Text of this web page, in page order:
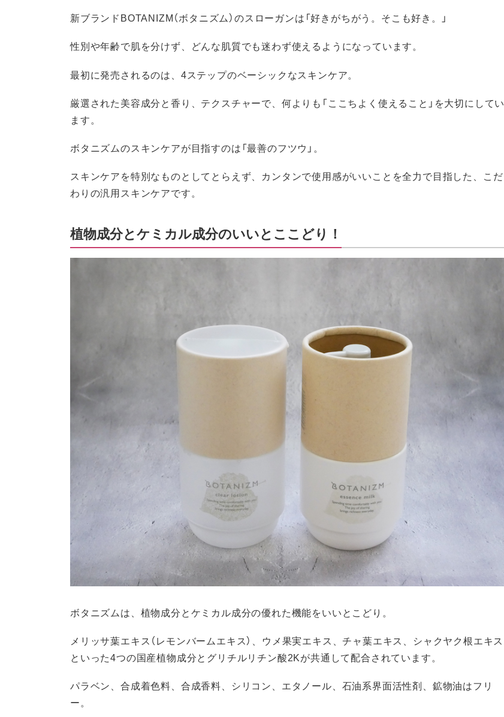
新ブランドBOTANIZM（ボタニズム）のスローガンは「好きがちがう。そこも好き。」
性別や年齢で肌を分けず、どんな肌質でも迷わず使えるようになっています。
最初に発売されるのは、4ステップのベーシックなスキンケア。
厳選された美容成分と香り、テクスチャーで、何よりも「ここちよく使えること」を大切にしてい
ます。
ボタニズムのスキンケアが目指すのは「最善のフツウ」。
スキンケアを特別なものとしてとらえず、カンタンで使用感がいいことを全力で目指した、こだ
わりの汎用スキンケアです。
植物成分とケミカル成分のいいとここどり！
ボタニズムは、植物成分とケミカル成分の優れた機能をいいとこどり。
メリッサ葉エキス（レモンバームエキス）、ウメ果実エキス、チャ葉エキス、シャクヤク根エキス
といった4つの国産植物成分とグリチルリチン酸2Kが共通して配合されています。
パラベン、合成着色料、合成香料、シリコン、エタノール、石油系界面活性剤、鉱物油はフリ
ー。